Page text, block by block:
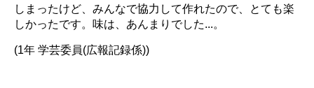
しまったけど、みんなで協力して作れたので、とても楽
しかったです。味は、あんまりでした...。
(1年 学芸委員(広報記録係))